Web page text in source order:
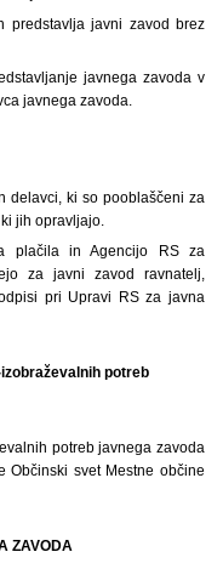
predstavlja javni zavod brez
javnega zavoda v
javnega zavoda.
delavci, ki so pooblaščeni za
ki jih opravljajo.
plačila in Agencijo RS za
za javni zavod ravnatelj,
pri Upravi RS za javna
potreb
potreb javnega zavoda
Občinski svet Mestne občine
ZAVODA